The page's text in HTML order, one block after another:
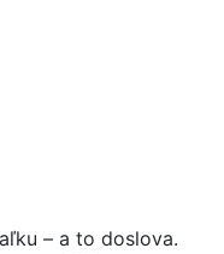
– a to doslova.